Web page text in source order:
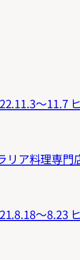
〜11.7
リア料理専
〜8.23